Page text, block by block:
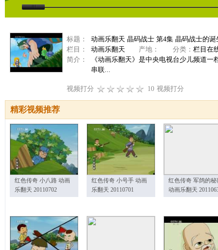
标题：
动画乐翻天 晶码战士 第4集 晶码战士的诞
栏目：
动画乐翻天 产地： 分类： 栏目在
简介：
《动画乐翻天》是中央电视台少儿频道
串联...
视频打分 10 视频打分
精彩视频推荐
红色传奇 小八路 动画
乐翻天 20110702
红色传奇 小号手 动画
乐翻天 20110701
红色传奇 军鸽的秘
动画乐翻天